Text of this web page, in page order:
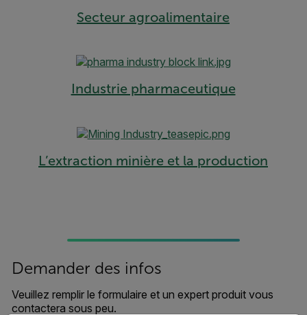
Secteur agroalimentaire
Industrie pharmaceutique
L’extraction minière et la production
Demander des infos
Veuillez remplir le formulaire et un expert produit vous
contactera sous peu.